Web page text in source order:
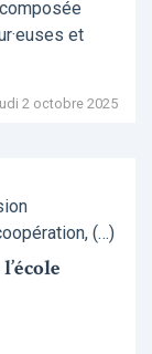
et
2 octobre 2025
(…)